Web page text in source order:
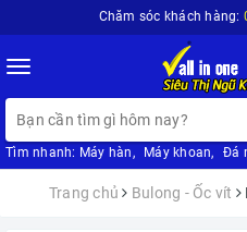
Chăm sóc khách hàng:
Toggle
navigation
Tìm nhanh: Máy hàn, Máy khoan, Đá
Trang chủ Bulong - Ốc vít